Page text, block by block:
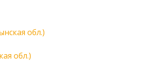
обл.)
обл.)